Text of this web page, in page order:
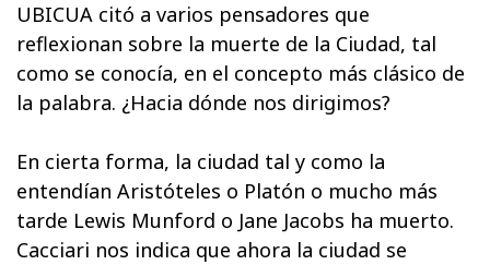
UBICUA citó a varios pensadores que
reflexionan sobre la muerte de la Ciudad, tal
como se conocía, en el concepto más clásico de
la palabra. ¿Hacia dónde nos dirigimos?
En cierta forma, la ciudad tal y como la
entendían Aristóteles o Platón o mucho más
tarde Lewis Munford o Jane Jacobs ha muerto.
Cacciari nos indica que ahora la ciudad se